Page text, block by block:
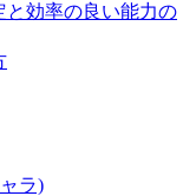
と効率の良い能力の
ラ)